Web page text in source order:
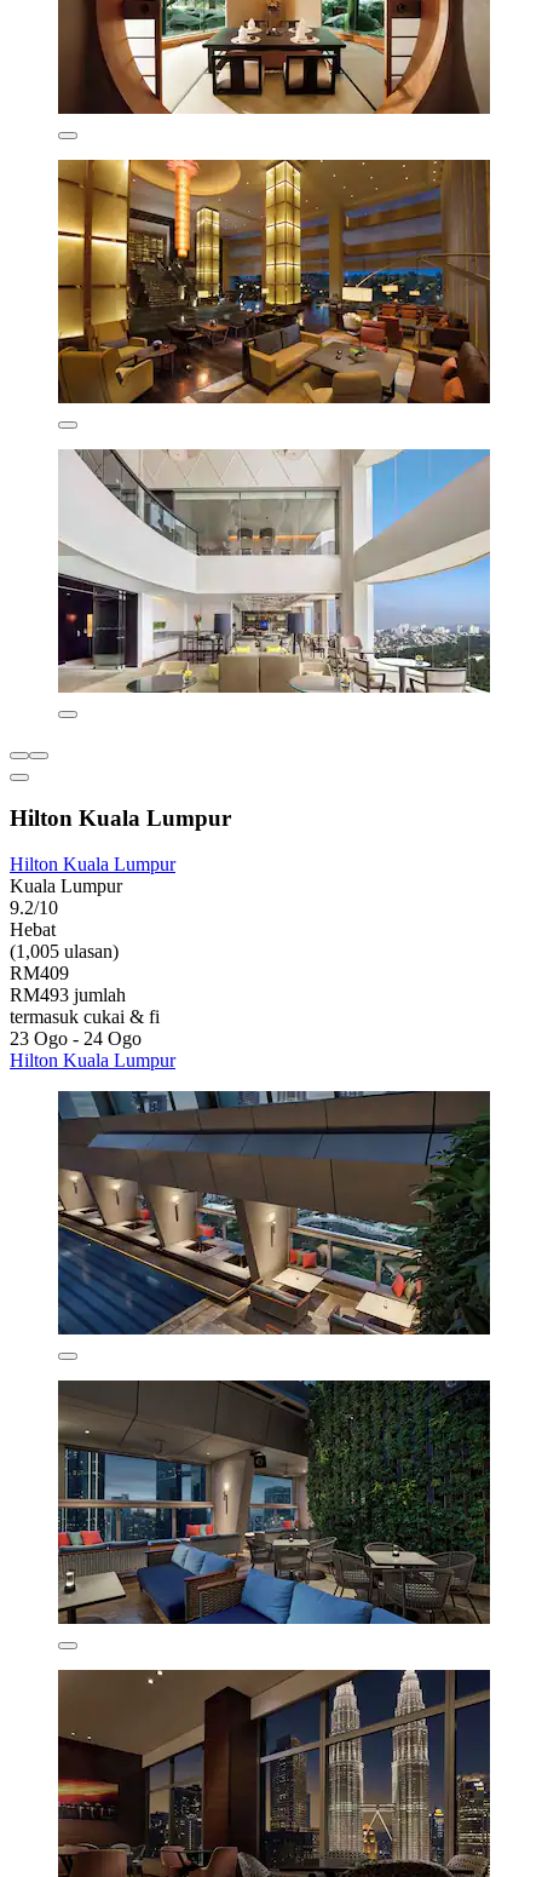
Hilton Kuala Lumpur
Hilton Kuala Lumpur
Kuala Lumpur
9.2/10
Hebat
(1,005 ulasan)
RM409
RM493 jumlah
termasuk cukai & fi
23 Ogo - 24 Ogo
Hilton Kuala Lumpur